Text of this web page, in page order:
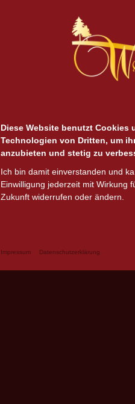
Diese Website benutzt Cookies
Technologien von Dritten, um
anzubieten und stetig zu
Ich bin damit einverstanden und
Einwilligung jederzeit mit Wirkung
Zukunft widerrufen oder ändern.
Impressum Datenschutzerklärung